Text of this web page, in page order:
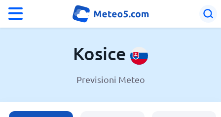
Slovacchia
Kosice
Previsioni Meteo